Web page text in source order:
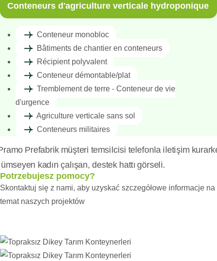
Conteneurs d'agriculture verticale hydroponique
Conteneur monobloc
Bâtiments de chantier en conteneurs
Récipient polyvalent
Conteneur démontable/plat
Tremblement de terre - Conteneur de vie
d'urgence
Agriculture verticale sans sol
Conteneurs militaires
Potrzebujesz pomocy?
Skontaktuj się z nami, aby uzyskać szczegółowe informacje na
temat naszych projektów